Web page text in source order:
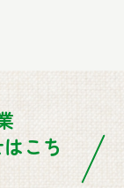
こち